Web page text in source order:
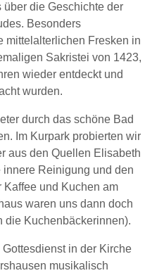
die Geschichte der
Besonders
mittelalterlichen Fresken in
Sakristei von 1423,
wieder entdeckt und
wurden.
durch das schöne Bad
Im Kurpark probierten wir
aus den Quellen Elisabeth
Reinigung und den
Kaffee und Kuchen am
waren uns dann doch
die Kuchenbäckerinnen).
in der Kirche
musikalisch